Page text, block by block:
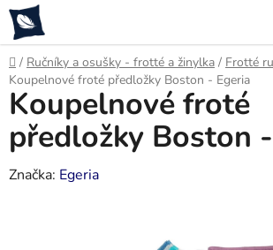
Přejít
na
obsah
Domů
/ Ručníky a osušky - frotté a žinylka / Frotté
Koupelnové froté předložky Boston - Egeria
Koupelnové froté
předložky Boston
Značka: Egeria